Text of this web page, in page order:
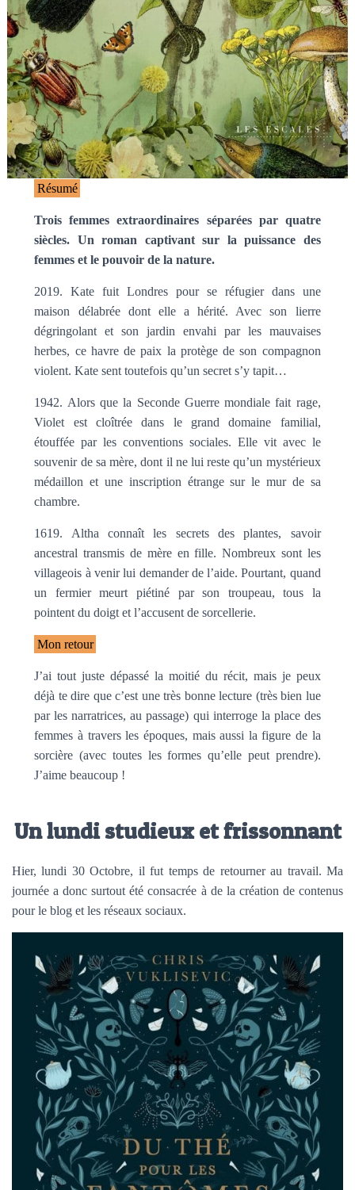
Résumé
Trois femmes extraordinaires séparées par quatre
siècles. Un roman captivant sur la puissance des
femmes et le pouvoir de la nature.
2019. Kate fuit Londres pour se réfugier dans une
maison délabrée dont elle a hérité. Avec son lierre
dégringolant et son jardin envahi par les mauvaises
herbes, ce havre de paix la protège de son compagnon
violent. Kate sent toutefois qu’un secret s’y tapit…
1942. Alors que la Seconde Guerre mondiale fait rage,
Violet est cloîtrée dans le grand domaine familial,
étouffée par les conventions sociales. Elle vit avec le
souvenir de sa mère, dont il ne lui reste qu’un mystérieux
médaillon et une inscription étrange sur le mur de sa
chambre.
1619. Altha connaît les secrets des plantes, savoir
ancestral transmis de mère en fille. Nombreux sont les
villageois à venir lui demander de l’aide. Pourtant, quand
un fermier meurt piétiné par son troupeau, tous la
pointent du doigt et l’accusent de sorcellerie.
Mon retour
J’ai tout juste dépassé la moitié du récit, mais je peux
déjà te dire que c’est une très bonne lecture (très bien lue
par les narratrices, au passage) qui interroge la place des
femmes à travers les époques, mais aussi la figure de la
sorcière (avec toutes les formes qu’elle peut prendre).
J’aime beaucoup !
Un lundi studieux et frissonnant
Hier, lundi 30 Octobre, il fut temps de retourner au travail. Ma
journée a donc surtout été consacrée à de la création de contenus
pour le blog et les réseaux sociaux.